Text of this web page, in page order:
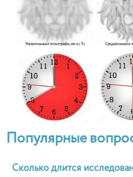
Популярные
Сколько длится